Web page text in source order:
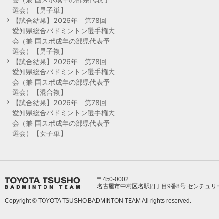
選会）【男子単】
【試合結果】2026年 第78回
愛知県総合バドミントン選手権大
会（兼 国スポ成年の部県代表予
選会）【男子複】
【試合結果】2026年 第78回
愛知県総合バドミントン選手権大
会（兼 国スポ成年の部県代表予
選会）【混合複】
【試合結果】2026年 第78回
愛知県総合バドミントン選手権大
会（兼 国スポ成年の部県代表予
選会）【女子単】
〒450-0002
名古屋市中村区名駅四丁目9番8号 センチュリ
Copyright © TOYOTA TSUSHO BADMINTON TEAM All rights reserved.